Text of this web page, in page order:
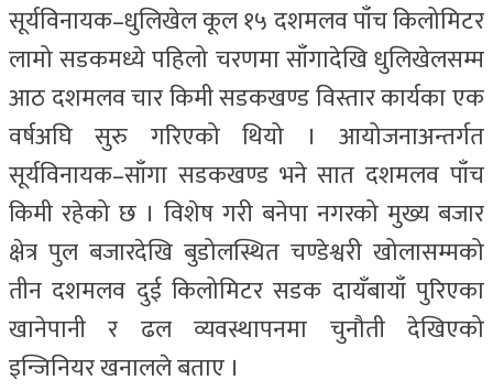
सूर्यविनायक–धुलिखेल कूल १५ दशमलव पाँच किलोमिटर
लामो सडकमध्ये पहिलो चरणमा साँगादेखि धुलिखेलसम्म
आठ दशमलव चार किमी सडकखण्ड विस्तार कार्यका एक
वर्षअघि सुरु गरिएको थियो । आयोजनाअन्तर्गत
सूर्यविनायक–साँगा सडकखण्ड भने सात दशमलव पाँच
किमी रहेको छ । विशेष गरी बनेपा नगरको मुख्य बजार
क्षेत्र पुल बजारदेखि बुडोलस्थित चण्डेश्वरी खोलासम्मको
तीन दशमलव दुई किलोमिटर सडक दायँबायाँ पुरिएका
खानेपानी र ढल व्यवस्थापनमा चुनौती देखिएको
इन्जिनियर खनालले बताए ।